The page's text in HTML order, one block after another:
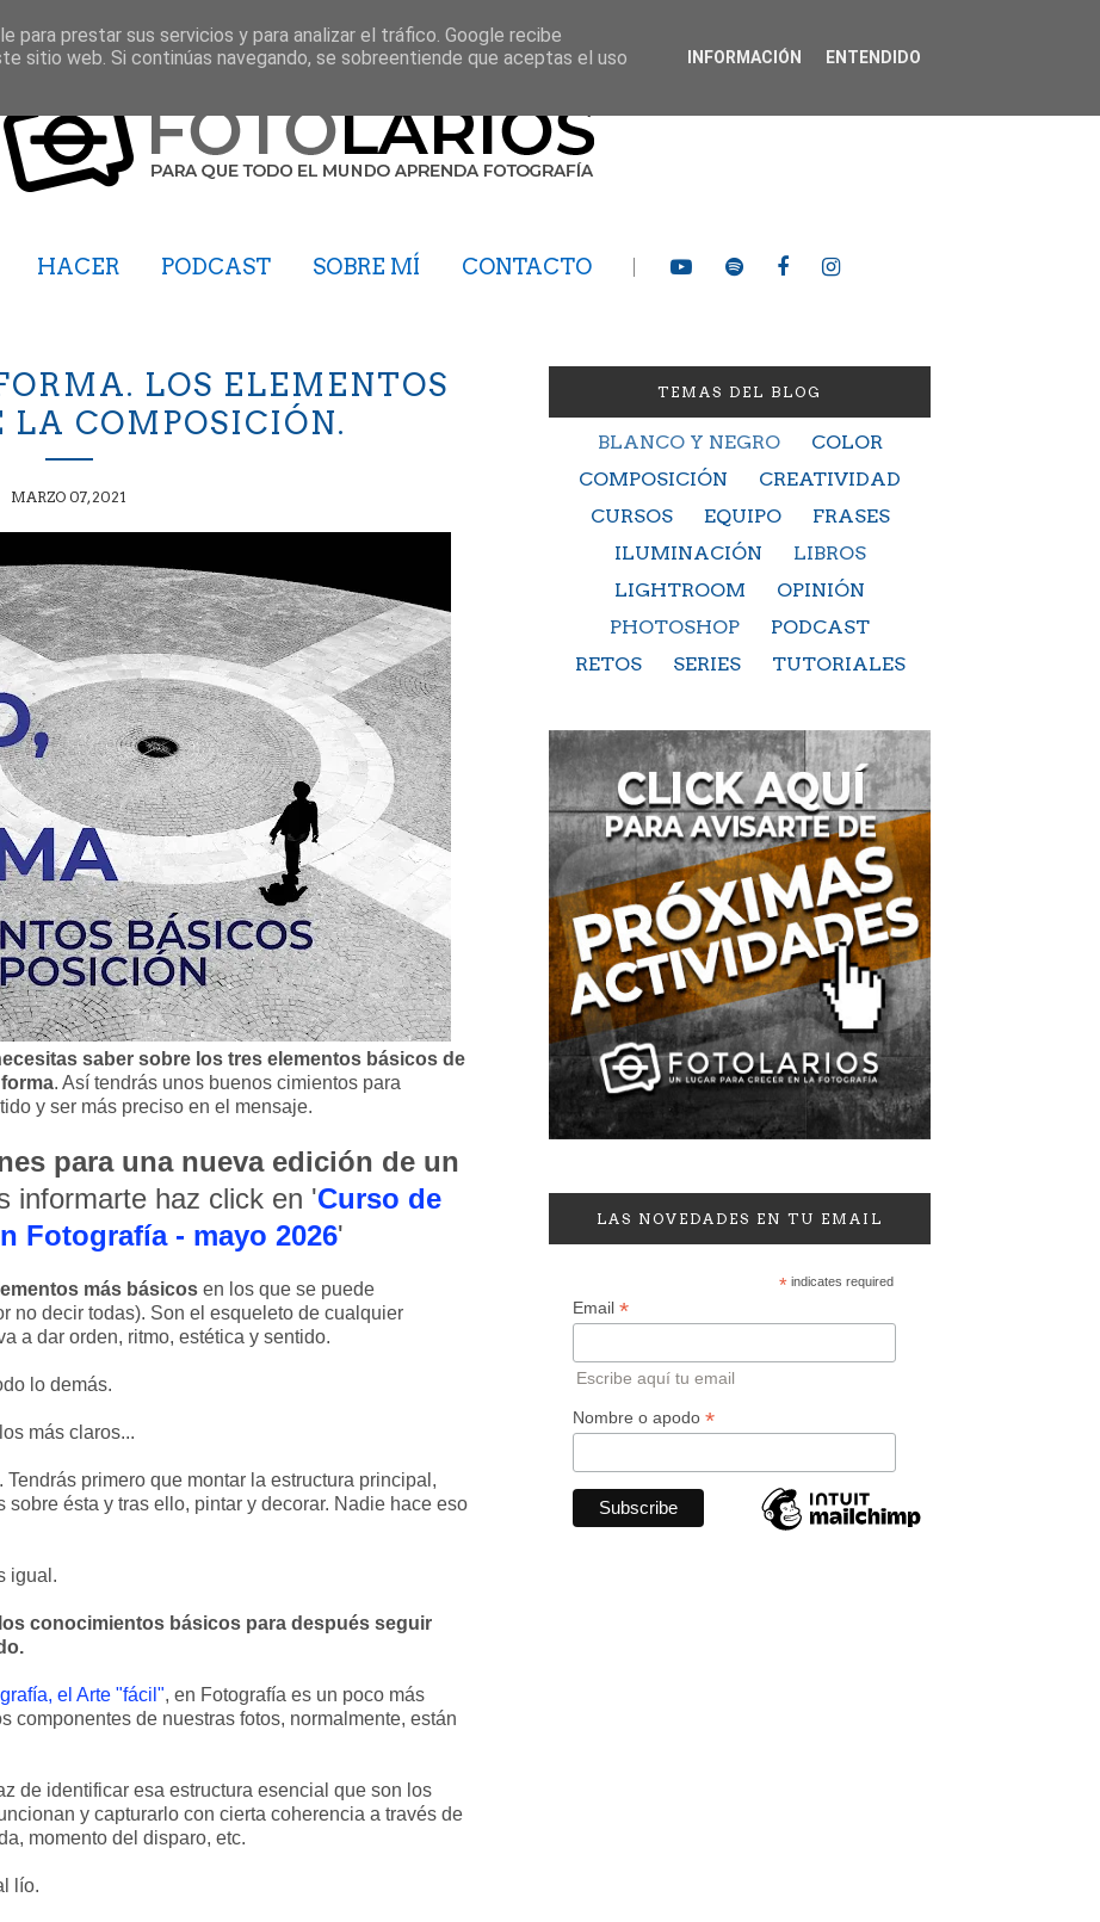
HACER PODCAST SOBRE MÍ CONTACTO
LOS ELEMENTOS
LA COMPOSICIÓN.
MARZO 07, 2021
saber sobre los tres elementos básicos de
. Así tendrás unos buenos cimientos para
y ser más preciso en el mensaje.
para una nueva edición de un
informarte haz click en 'Curso de
Fotografía - mayo 2026'
más básicos en los que se puede
no decir todas). Son el esqueleto de cualquier
a dar orden, ritmo, estética y sentido.
lo demás.
más claros...
primero que montar la estructura principal,
ésta y tras ello, pintar y decorar. Nadie hace eso
igual.
conocimientos básicos para después seguir
el Arte "fácil", en Fotografía es un poco más
componentes de nuestras fotos, normalmente, están
de identificar esa estructura esencial que son los
y capturarlo con cierta coherencia a través de
momento del disparo, etc.
lío.
TEMAS DEL BLOG
BLANCO Y NEGRO
COLOR
COMPOSICIÓN
CREATIVIDAD
CURSOS
EQUIPO
FRASES
ILUMINACIÓN
LIBROS
LIGHTROOM
OPINIÓN
PHOTOSHOP
PODCAST
RETOS
SERIES TUTORIALES
LAS NOVEDADES EN TU EMAIL
*indicates required
Email *
Escribe aquí tu email
Nombre o apodo *
para prestar sus servicios y para analizar el tráfico. Google recibe
sitio web. Si continúas navegando, se sobreentiende que aceptas el uso
INFORMACIÓN ENTENDIDO